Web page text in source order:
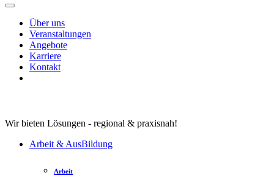
Über uns
Veranstaltungen
Angebote
Karriere
Kontakt
Wir bieten Lösungen - regional & praxisnah!
Arbeit & AusBildung
Arbeit